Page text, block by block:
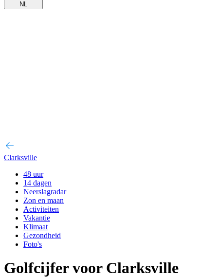
NL
Clarksville
48 uur
14 dagen
Neerslagradar
Zon en maan
Activiteiten
Vakantie
Klimaat
Gezondheid
Foto's
Golfcijfer voor Clarksville